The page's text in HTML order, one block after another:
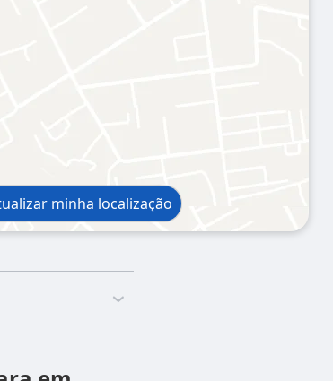
minha localização